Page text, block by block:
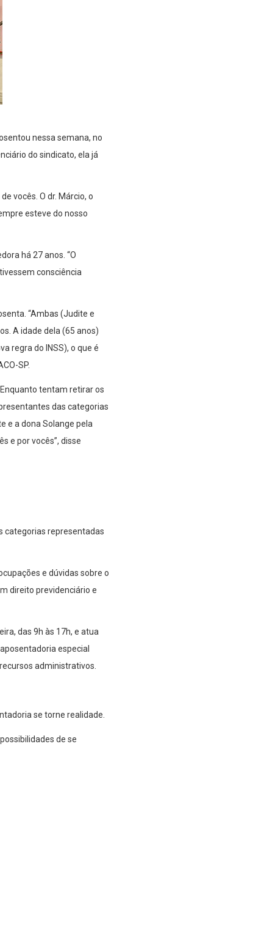
nessa semana, no
do sindicato, ela já
vocês. O dr. Márcio, o
esteve do nosso
há 27 anos. “O
consciência
“Ambas (Judite e
A idade dela (65 anos)
regra do INSS), o que é
SP.
tentam retirar os
das categorias
e a dona Solange pela
e por vocês”, disse
categorias representadas
e dúvidas sobre o
direito previdenciário e
das 9h às 17h, e atua
especial
administrativos.
se torne realidade.
de se